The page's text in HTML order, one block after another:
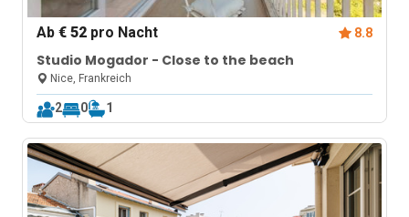
Ab€ 52 pro Nacht 8.8
Studio Mogador - Close to the beach
Nice, Frankreich
2 0 1